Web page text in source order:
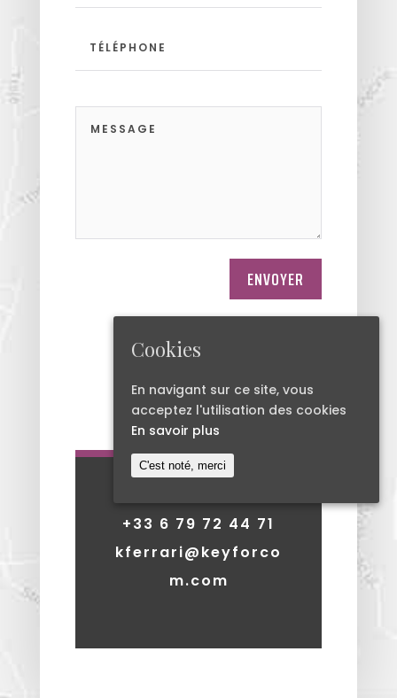
ENVOYER
+33 6 79 72 44 71
kferrari@keyforco
m.com
Cookies
En navigant sur ce site, vous
acceptez l'utilisation des cookies
En savoir plus
C'est noté, merci